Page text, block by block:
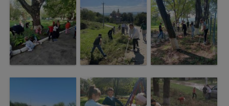
Primar
Viceprimari
Organigrama
Aparatul